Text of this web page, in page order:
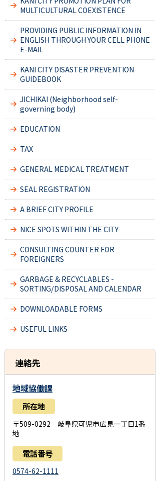
MULTICULTURAL COEXISTENCE
PROVIDING PUBLIC INFORMATION IN
ENGLISH THROUGH YOUR CELL PHONE
E-MAIL
KANI CITY DISASTER PREVENTION
GUIDEBOOK
JICHIKAI (Neighborhood self-
governing body)
EDUCATION
TAX
GENERAL MEDICAL TREATMENT
SEAL REGISTRATION
A BRIEF CITY PROFILE
NICE SPOTS WITHIN THE CITY
CONSULTING COUNTER FOR
FOREIGNERS
GARBAGE & RECYCLABLES -
SORTING/DISPOSAL AND CALENDAR
DOWNLOADABLE FORMS
USEFUL LINKS
連絡先
地域協働課
所在地
〒509-0292 岐阜県可児市広見一丁目1番
地
電話番号
0574-62-1111